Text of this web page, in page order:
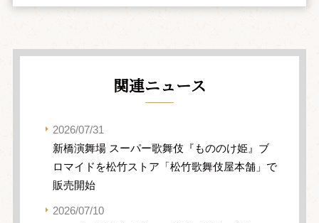
関連ニュース
2026/07/31
新橋演舞場 スーパー歌舞伎『もののけ姫』ブ
ロマイドを松竹ストア「松竹歌舞伎屋本舗」で
販売開始
2026/07/10